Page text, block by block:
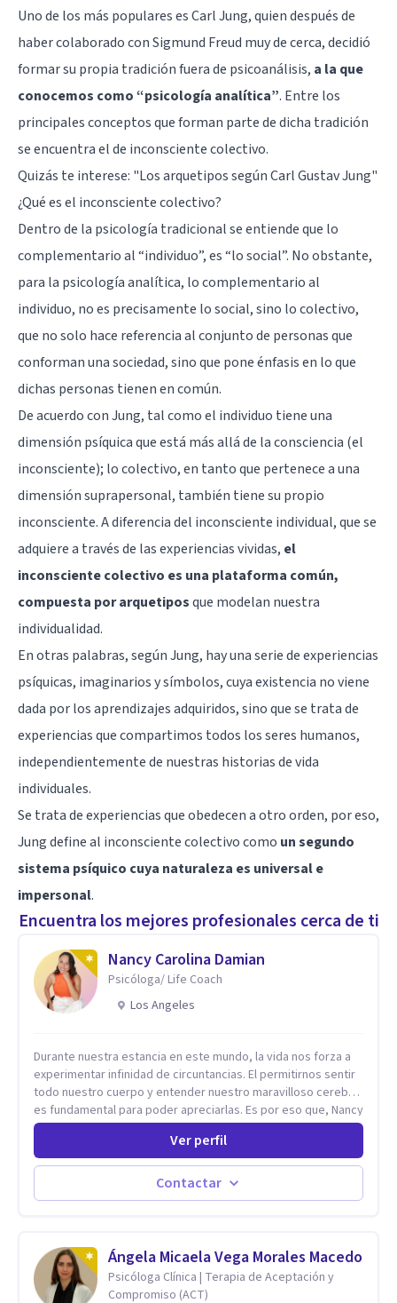
Uno de los más populares es Carl Jung, quien después de
haber colaborado conSigmund Freud muy de cerca, decidió
formar su propia tradición fuera de psicoanálisis, a la que
conocemos como “psicología analítica”. Entre los
principales conceptos que forman parte de dicha tradición
se encuentra el de inconsciente colectivo.
Quizás te interese: "Los arquetipos según Carl Gustav Jung"
¿Qué es el inconsciente colectivo?
Dentro de la psicología tradicional se entiende que lo
complementario al “individuo”, es “lo social”. No obstante,
para la psicología analítica, lo complementario al
individuo, no es precisamente lo social, sino lo colectivo,
que no solo hace referencia al conjunto de personas que
conforman una sociedad, sino que pone énfasis en lo que
dichas personas tienen en común.
De acuerdo con Jung, tal como el individuo tiene una
dimensión psíquica que está más allá de la consciencia (el
inconsciente); lo colectivo, en tanto que pertenece a una
dimensión suprapersonal, también tiene su propio
inconsciente. A diferencia del inconsciente individual, que se
adquiere a través de las experiencias vividas, el
inconsciente colectivo es una plataforma común,
compuesta por arquetiposque modelan nuestra
individualidad.
En otras palabras, según Jung, hay una serie de experiencias
psíquicas, imaginarios y símbolos, cuya existencia no viene
dada por los aprendizajes adquiridos, sino que se trata de
experiencias que compartimos todos los seres humanos,
independientemente de nuestras historias de vida
individuales.
Se trata de experiencias que obedecen a otro orden, por eso,
Jung define al inconsciente colectivo como un segundo
sistema psíquico cuya naturaleza es universal e
impersonal.
Encuentra los mejores profesionales cerca de ti
Nancy Carolina Damian
Psicóloga/ Life Coach
Los Angeles
Durante nuestra estancia en este mundo, la vida nos forza a
experimentar infinidad de circuntancias. El permitirnos sentir
todo nuestro cuerpo y entender nuestro maravilloso cerebro,
es fundamental para poder apreciarlas. Es por eso que, Nancy
Damian esta dispuesta a brindarte una mano amiga atravez de
herramientas fundamentales para crecer y fortalecer tu
mente, alma y SER. El cómo percibimos y manejamos
nuestros diarios sucesos es el detonator que nos lleva al
resultado de efectos impactantes que se nos quedaran
es derecho de toda la GENTE.
Ver perfil
Contactar
Ángela Micaela Vega Morales Macedo
Psicóloga Clínica | Terapia de Aceptación y
Compromiso (ACT)